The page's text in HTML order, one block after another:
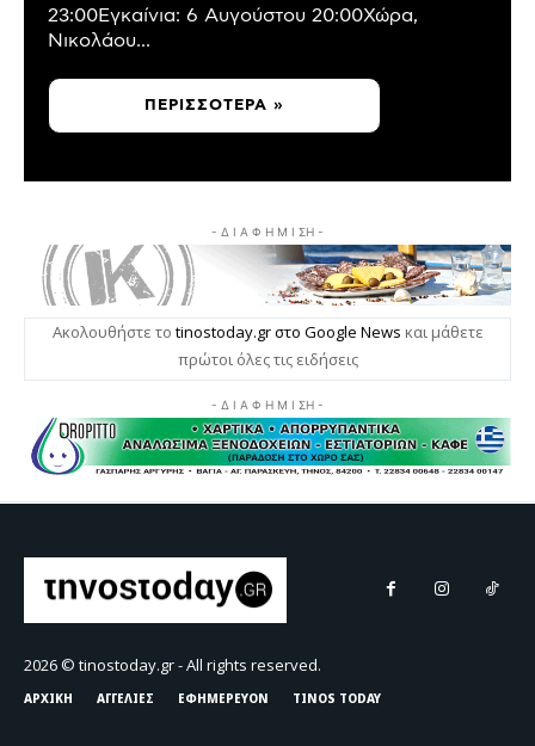
2026 © tinostoday.gr - All rights reserved.
ΑΡΧΙΚΗ ΑΓΓΕΛΙΕΣ ΕΦΗΜΕΡΕΥΟΝ TINOS TODAY